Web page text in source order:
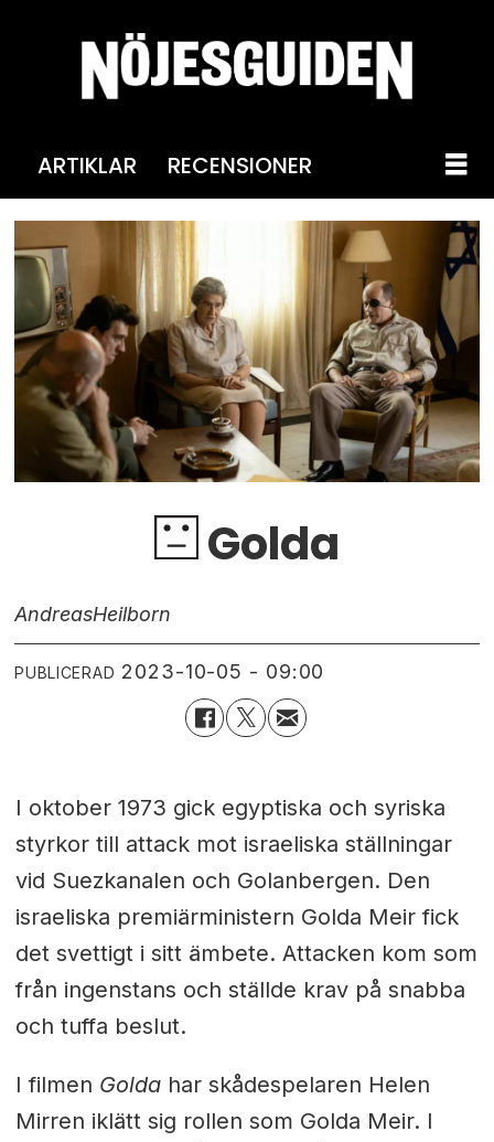
ARTIKLAR RECENSIONER
Golda
AndreasHeilborn
PUBLICERAD 2023-10-05 - 09:00
I oktober 1973 gick egyptiska och syriska
styrkor till attack mot israeliska ställningar
vid Suezkanalen och Golanbergen. Den
israeliska premiärministern Golda Meir fick
det svettigt i sitt ämbete. Attacken kom som
från ingenstans och ställde krav på snabba
och tuffa beslut.
I filmen Goldahar skådespelaren Helen
Mirren iklätt sig rollen som Golda Meir. I